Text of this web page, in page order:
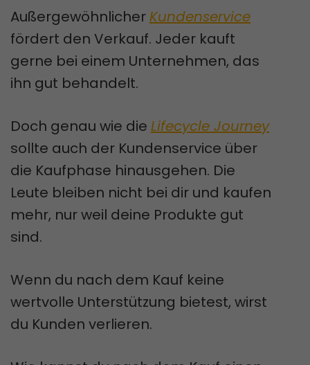
AußergewöhnlicherKundenservice
fördert den Verkauf. Jeder kauft
gerne bei einem Unternehmen, das
ihn gut behandelt.
Doch genau wie die Lifecycle Journey
sollte auch der Kundenservice über
die Kaufphase hinausgehen. Die
Leute bleiben nicht bei dir und kaufen
mehr, nur weil deine Produkte gut
sind.
Wenn du nach dem Kauf keine
wertvolle Unterstützung bietest, wirst
du Kunden verlieren.